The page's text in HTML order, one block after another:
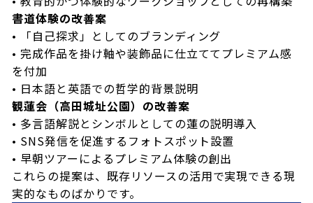
書道体験の改善案
• 「自己探求」としてのブランディング
• 完成作品を掛け軸や装飾品に仕立ててプレミアム感
を付加
• 日本語と英語での哲学的背景説明
観蓮会（高田城址公園）の改善案
• 多言語解説とシンボルとしての蓮の説明導入
• SNS発信を促進するフォトスポット設置
• 早朝ツアーによるプレミアム体験の創出
これらの提案は、既存リソースの活用で実現できる現
実的なものばかりです。